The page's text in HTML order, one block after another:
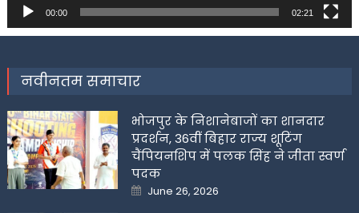
00:00 02:21
नवीनतम समाचार
भोजपुर के निशानेबाजों का शानदार
प्रदर्शन, 36वीं बिहार राज्य शूटिंग
चैंपियनशिप में पलक सिंह ने जीता स्वर्ण
पदक
Posted
on
June 26, 2026